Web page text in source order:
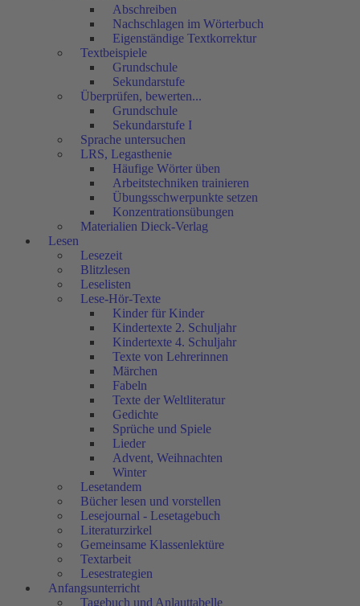
Abschreiben
Nachschlagen im Wörterbuch
Eigenständige Textkorrektur
Textbeispiele
Grundschule
Sekundarstufe
Überprüfen, bewerten...
Grundschule
Sekundarstufe I
Sprache untersuchen
LRS, Legasthenie
Häufige Wörter üben
Arbeitstechniken trainieren
Übungsschwerpunkte setzen
Konzentrationsübungen
Materialien Dieck-Verlag
Lesen
Lesezeit
Blitzlesen
Leselisten
Lese-Hör-Texte
Kinder für Kinder
Kindertexte 2. Schuljahr
Kindertexte 4. Schuljahr
Texte von Lehrerinnen
Märchen
Fabeln
Texte der Weltliteratur
Gedichte
Sprüche und Spiele
Lieder
Advent, Weihnachten
Winter
Lesetandem
Bücher lesen und vorstellen
Lesejournal - Lesetagebuch
Literaturzirkel
Gemeinsame Klassenlektüre
Textarbeit
Lesestrategien
Anfangsunterricht
Tagebuch und Anlauttabelle